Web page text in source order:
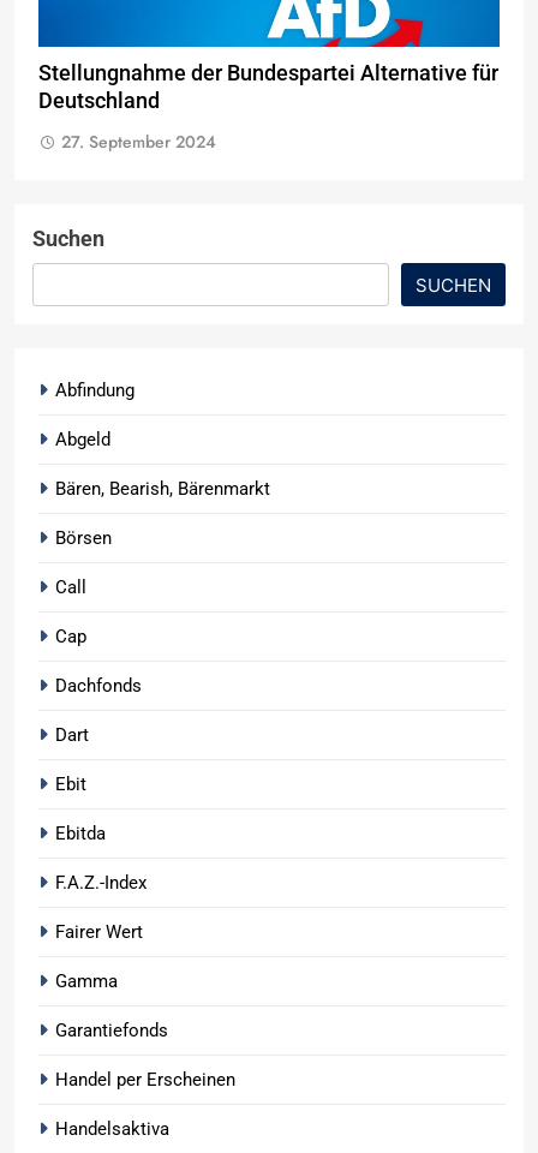
Stellungnahme der Bundespartei Alternative für
Deutschland
27. September 2024
Suchen
SUCHEN
Abfindung
Abgeld
Bären, Bearish, Bärenmarkt
Börsen
Call
Cap
Dachfonds
Dart
Ebit
Ebitda
F.A.Z.-Index
Fairer Wert
Gamma
Garantiefonds
Handel per Erscheinen
Handelsaktiva